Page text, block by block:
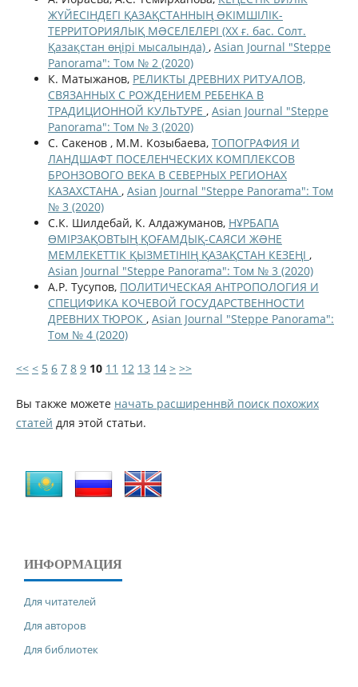
ЖҮЙЕСІНДЕГІ ҚАЗАҚСТАННЫҢ ƏКІМШІЛІК-
ТЕРРИТОРИЯЛЫҚ МƏСЕЛЕЛЕРІ (ХХ ғ. бас. Солт.
Қазақстан өңірі мысалында) , Asian Journal "Steppe
Panorama": Том № 2 (2020)
К. Матыжанов, РЕЛИКТЫ ДРЕВНИХ РИТУАЛОВ,
СВЯЗАННЫХ С РОЖДЕНИЕМ РЕБЕНКА В
ТРАДИЦИОННОЙ КУЛЬТУРЕ , Asian Journal "Steppe
Panorama": Том № 3 (2020)
С. Сакенов , М.М. Козыбаева, ТОПОГРАФИЯ И
ЛАНДШАФТ ПОСЕЛЕНЧЕСКИХ КОМПЛЕКСОВ
БРОНЗОВОГО ВЕКА В СЕВЕРНЫХ РЕГИОНАХ
КАЗАХСТАНА , Asian Journal "Steppe Panorama": Том
№ 3 (2020)
С.К. Шилдебай, К. Алдажуманов, НҰРБАПА
ӨМІРЗАҚОВТЫҢ ҚОҒАМДЫҚ-САЯСИ ЖƏНЕ
МЕМЛЕКЕТТІК ҚЫЗМЕТІНІҢ ҚАЗАҚСТАН КЕЗЕҢІ ,
Asian Journal "Steppe Panorama": Том № 3 (2020)
А.Р. Тусупов, ПОЛИТИЧЕСКАЯ АНТРОПОЛОГИЯ И
СПЕЦИФИКА КОЧЕВОЙ ГОСУДАРСТВЕННОСТИ
ДРЕВНИХ ТЮРОК , Asian Journal "Steppe Panorama":
Том № 4 (2020)
<< < 5 6 7 8 9 10 11 12 13 14 > >>
Вы также можете начать расширеннвй поиск похожих
статей для этой статьи.
ИНФОРМАЦИЯ
Для читателей
Для авторов
Для библиотек